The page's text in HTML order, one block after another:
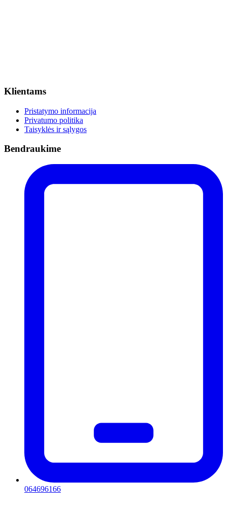
Klientams
Pristatymo informacija
Privatumo politika
Taisyklės ir sąlygos
Bendraukime
064696166